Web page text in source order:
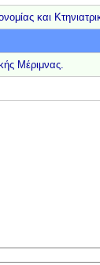
και
Μέριμνας.